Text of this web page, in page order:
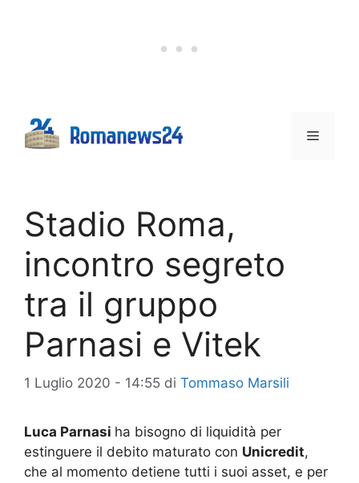
Menu
Stadio Roma,
incontro segreto
tra il gruppo
Parnasi e Vitek
1 Luglio 2020 - 14:55 di Tommaso Marsili
Luca Parnasi ha bisogno di liquidità per
estinguere il debito maturato con Unicredit,
che al momento detiene tutti i suoi asset, e per